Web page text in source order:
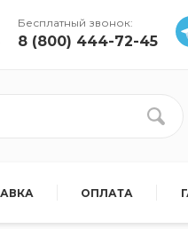
Бесплатный звонок:
8 (800) 444-72-45
ОПЛАТА